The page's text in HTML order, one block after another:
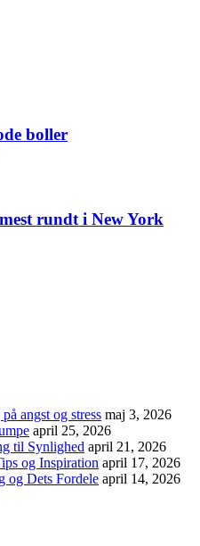
boller
rundt i New York
angst og stress maj 3, 2026
april 25, 2026
til Synlighed april 21, 2026
og Inspiration april 17, 2026
og Dets Fordele april 14, 2026